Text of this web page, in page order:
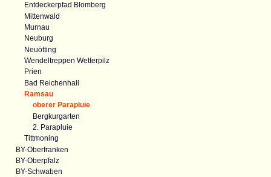
Entdeckerpfad Blomberg
Mittenwald
Murnau
Neuburg
Neuötting
Wendeltreppen Wetterpilz
Prien
Bad Reichenhall
Ramsau
oberer Parapluie
Bergkurgarten
2. Parapluie
Tittmoning
BY-Oberfranken
BY-Oberpfalz
BY-Schwaben